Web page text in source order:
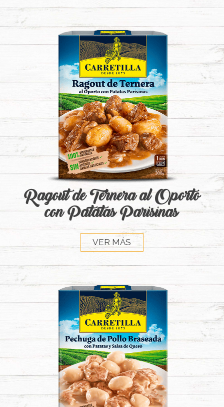
Ragout de Ternera al Oporto
con Patatas Parisinas
VER MÁS